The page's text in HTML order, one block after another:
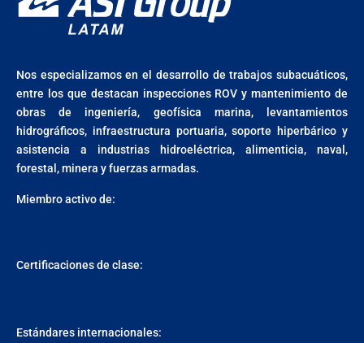
Nos especializamos en el desarrollo de trabajos subacuáticos,
entre los que destacan inspecciones ROV y mantenimiento de
obras de ingeniería, geofísica marina, levantamientos
hidrográficos, infraestructura portuaria, soporte hiperbárico y
asistencia a industrias hidroeléctrica, alimenticia, naval,
forestal, minera y fuerzas armadas.
Miembro activo de:
Certificaciones de clase:
Estándares internacionales: